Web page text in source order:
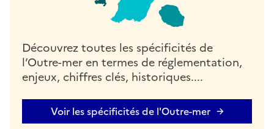
Découvrez toutes les spécificités de
l’Outre-mer en termes de réglementation,
enjeux, chiffres clés, historiques....
Voir les spécificités de l'Outre-mer